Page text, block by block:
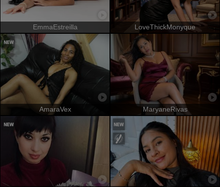
EmmaEstreilla LoveThickMonyque
AmaraVex MaryaneRivas